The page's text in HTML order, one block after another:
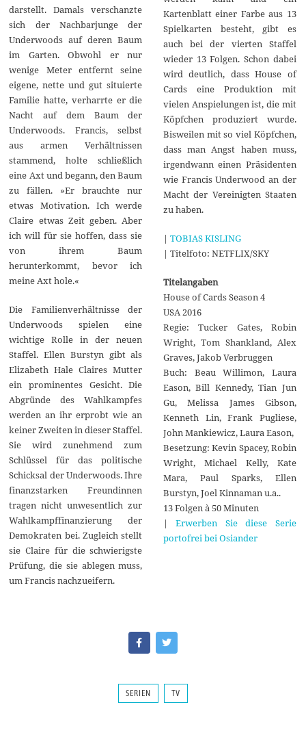
darstellt. Damals verschanzte
sich der Nachbarjunge der
Underwoods auf deren Baum
im Garten. Obwohl er nur
wenige Meter entfernt seine
eigene, nette und gut situierte
Familie hatte, verharrte er die
Nacht auf dem Baum der
Underwoods. Francis, selbst
aus armen Verhältnissen
stammend, holte schließlich
eine Axt und begann, den Baum
zu fällen. »Er brauchte nur
etwas Motivation. Ich werde
Claire etwas Zeit geben. Aber
ich will für sie hoffen, dass sie
von ihrem Baum
herunterkommt, bevor ich
meine Axt hole.«
Die Familienverhältnisse der
Underwoods spielen eine
wichtige Rolle in der neuen
Staffel. Ellen Burstyn gibt als
Elizabeth Hale Claires Mutter
ein prominentes Gesicht. Die
Abgründe des Wahlkampfes
werden an ihr erprobt wie an
keiner Zweiten in dieser Staffel.
Sie wird zunehmend zum
Schlüssel für das politische
Schicksal der Underwoods. Ihre
finanzstarken Freundinnen
tragen nicht unwesentlich zur
Wahlkampffinanzierung der
Demokraten bei. Zugleich stellt
sie Claire für die schwierigste
Prüfung, die sie ablegen muss,
um Francis nachzueifern.
Kartenblatt einer Farbe aus 13
Spielkarten besteht, gibt es
auch bei der vierten Staffel
wieder 13 Folgen. Schon dabei
wird deutlich, dass House of
Cards eine Produktion mit
vielen Anspielungen ist, die mit
Köpfchen produziert wurde.
Bisweilen mit so viel Köpfchen,
dass man Angst haben muss,
irgendwann einen Präsidenten
wie Francis Underwood an der
Macht der Vereinigten Staaten
zu haben.
| TOBIAS KISLING
| Titelfoto: NETFLIX/SKY
Titelangaben
House of Cards Season 4
USA 2016
Regie: Tucker Gates, Robin
Wright, Tom Shankland, Alex
Graves, Jakob Verbruggen
Buch: Beau Willimon, Laura
Eason, Bill Kennedy, Tian Jun
Gu, Melissa James Gibson,
Kenneth Lin, Frank Pugliese,
John Mankiewicz, Laura Eason,
Besetzung: Kevin Spacey, Robin
Wright, Michael Kelly, Kate
Mara, Paul Sparks, Ellen
Burstyn, Joel Kinnaman u.a..
13 Folgen à 50 Minuten
| Erwerben Sie diese Serie
portofrei bei Osiander
SERIEN TV